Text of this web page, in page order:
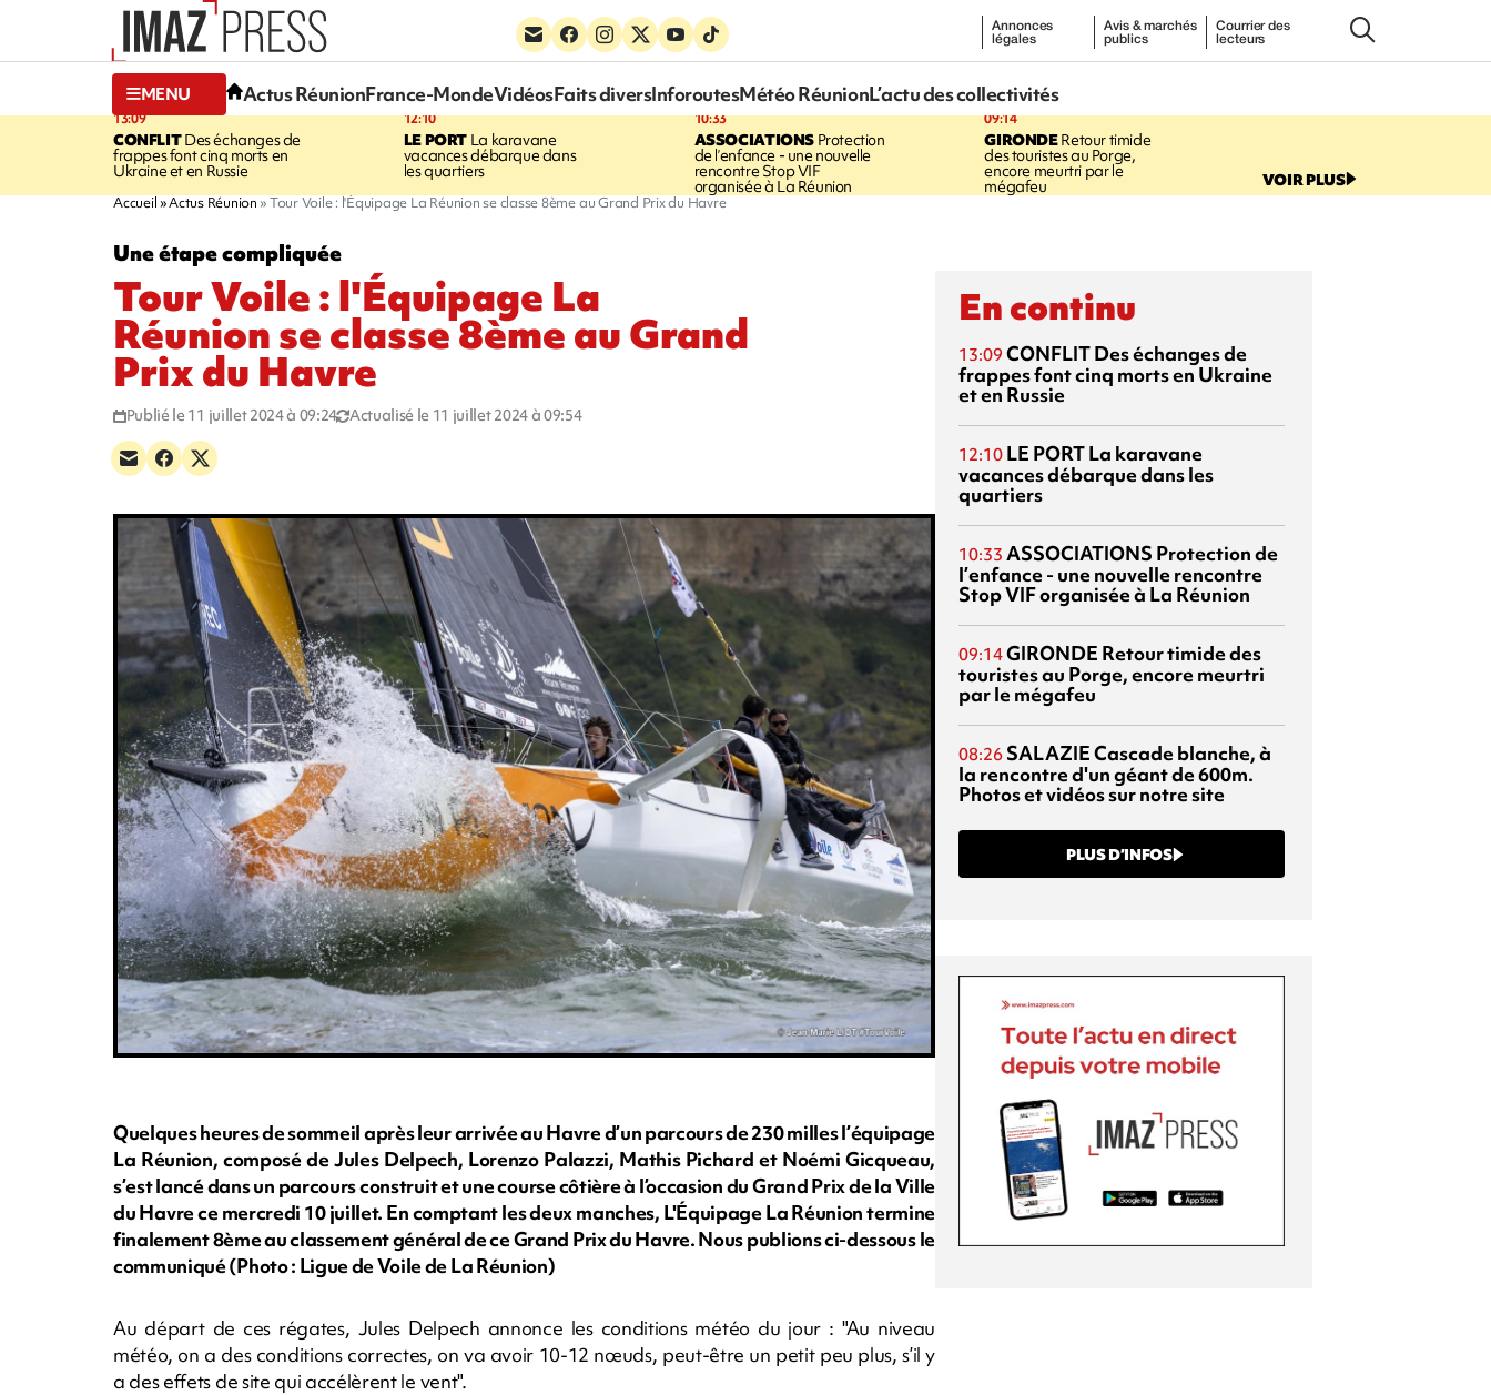
Annonces
légales
Avis & marchés
publics
Courrier des
lecteurs
MENU Actus RéunionFrance-MondeVidéosFaits diversInforoutesMétéo RéunionL’actu des collectivités
13:09
CONFLITDes échanges de
frappes font cinq morts en
Ukraine et en Russie
12:10
LE PORT La karavane
vacances débarque dans
les quartiers
10:33
ASSOCIATIONSProtection
de l’enfance - une nouvelle
rencontre Stop VIF
organisée à La Réunion
09:14
GIRONDERetour timide
des touristes au Porge,
encore meurtri par le
mégafeu VOIR PLUS
Accueil Actus Réunion Tour Voile : l'Équipage La Réunion se classe 8ème au Grand Prix du Havre
Une étape compliquée
Tour Voile : l'Équipage La
Réunion se classe 8ème au Grand
Prix du Havre
Publié le 11 juillet 2024 à 09:24 Actualisé le 11 juillet 2024 à 09:54
Quelques heures de sommeil après leur arrivée au Havre d’un parcours de 230 milles l’équipage
La Réunion, composé de Jules Delpech, Lorenzo Palazzi, Mathis Pichard et Noémi Gicqueau,
s’est lancé dans un parcours construit et une course côtière à l’occasion du Grand Prix de la Ville
du Havre ce mercredi 10 juillet. En comptant les deux manches, L'Équipage La Réunion termine
finalement 8ème au classement général de ce Grand Prix du Havre. Nous publions ci-dessous le
communiqué (Photo : Ligue de Voile de La Réunion)
Au départ de ces régates, Jules Delpech annonce les conditions météo du jour : "Au niveau
météo, on a des conditions correctes, on va avoir 10-12 nœuds, peut-être un petit peu plus, s’il y
a des effets de site qui accélèrent le vent".
En continu
13:09 CONFLITDes échanges de
frappes font cinq morts en Ukraine
et en Russie
12:10 LE PORTLa karavane
vacances débarque dans les
quartiers
10:33 ASSOCIATIONS Protection de
l’enfance - une nouvelle rencontre
Stop VIF organisée à La Réunion
09:14GIRONDE Retour timide des
touristes au Porge, encore meurtri
par le mégafeu
08:26 SALAZIECascade blanche, à
la rencontre d'un géant de 600m.
Photos et vidéos sur notre site
PLUS D’INFOS